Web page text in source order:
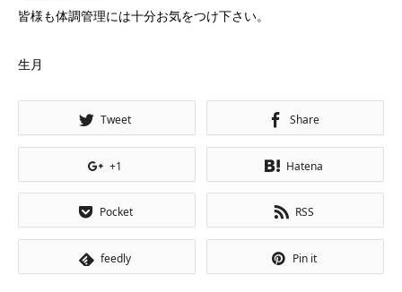
皆様も体調管理には十分お気をつけ下さい。
生月
Tweet Share
+1 Hatena
Pocket RSS
feedly Pin it